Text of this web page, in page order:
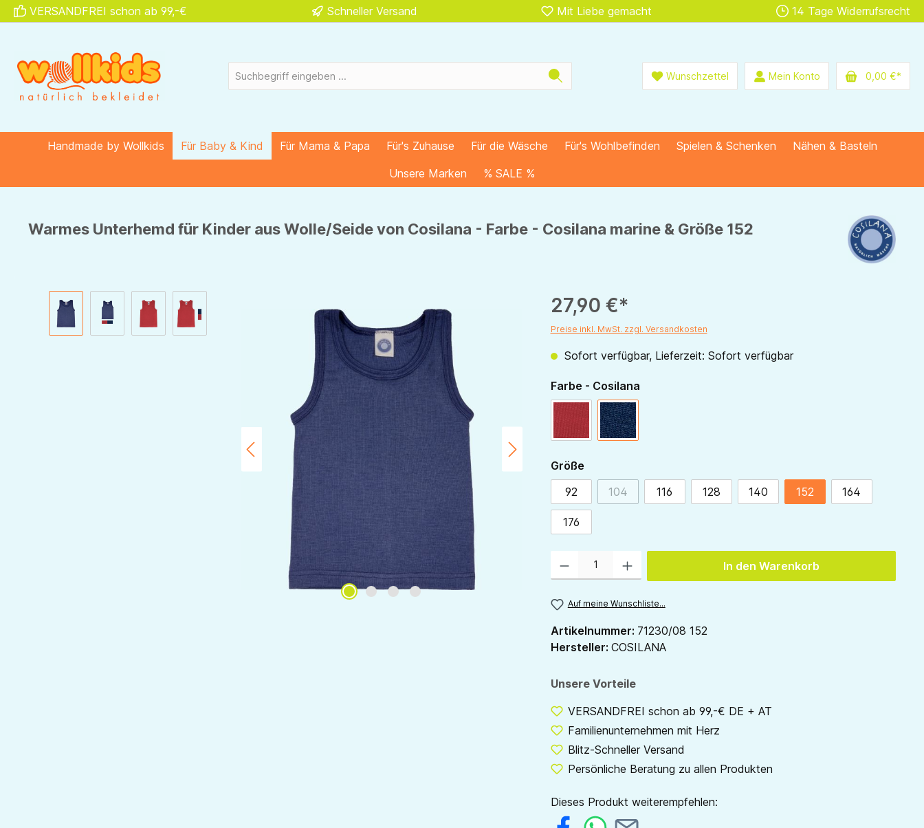
Zur Hauptnavigation springen
VERSANDFREI schon ab 99,-€ Schneller Versand Mit Liebe gemacht 14 Tage Widerrufsrecht
Wunschzettel Mein Konto 0,00 €*
Handmade by Wollkids Für Baby & Kind Für Mama & Papa Für's Zuhause Für die Wäsche Für's Wohlbefinden Spielen & Schenken
Nähen & Basteln
Unsere Marken
% SALE %
Warmes Unterhemd für Kinder aus Wolle/Seide von Cosilana - Farbe - Cosilana marine & Größe 152
Bildergalerie überspringen 27,90 €*
Preise inkl. MwSt. zzgl. Versandkosten
Sofort verfügbar, Lieferzeit: Sofort verfügbar
Farbe - Cosilanaauswählen
marine
Größeauswählen
92
104(Diese Option ist zurzeit nicht verfügbar.)
116 128 140 152 164
176
In den Warenkorb
Auf meine Wunschliste...
Artikelnummer: 71230/08 152
Hersteller: COSILANA
Unsere Vorteile
VERSANDFREI schon ab 99,-€ DE + AT
Familienunternehmen mit Herz
Blitz-Schneller Versand
Persönliche Beratung zu allen Produkten
Dieses Produkt weiterempfehlen: